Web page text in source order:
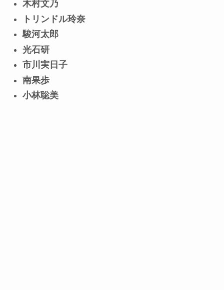
木村文乃
トリンドル玲奈
駿河太郎
光石研
市川実日子
南果歩
小林聡美